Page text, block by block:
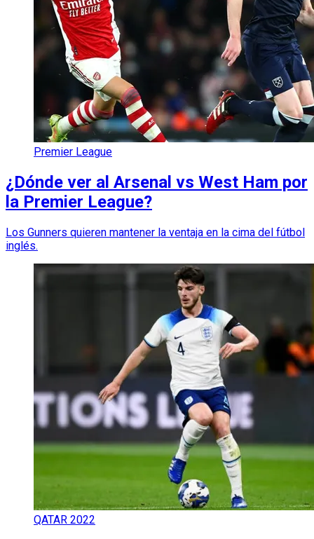
Premier League
¿Dónde ver al Arsenal vs West Ham por
la Premier League?
Los Gunners quieren mantener la ventaja en la cima del fútbol
inglés.
QATAR 2022